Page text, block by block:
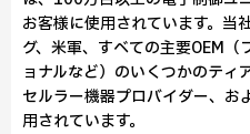
お客様に使用されています。当
グ、米軍、すべての主要OEM
ョナルなど）のいくつかのティ
セルラー機器プロバイダー、お
用されています。